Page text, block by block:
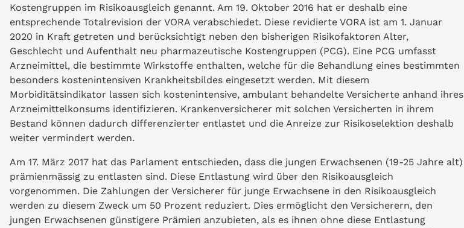
Kostengruppen im Risikoausgleich genannt. Am 19. Oktober 2016 hat er deshalb eine
entsprechende Totalrevision der VORA verabschiedet. Diese revidierte VORA ist am 1. Januar
2020 in Kraft getreten und berücksichtigt neben den bisherigen Risikofaktoren Alter,
Geschlecht und Aufenthalt neu pharmazeutische Kostengruppen (PCG). Eine PCG umfasst
Arzneimittel, die bestimmte Wirkstoffe enthalten, welche für die Behandlung eines bestimmten
besonders kostenintensiven Krankheitsbildes eingesetzt werden. Mit diesem
Morbiditätsindikator lassen sich kostenintensive, ambulant behandelte Versicherte anhand ihres
Arzneimittelkonsums identifizieren. Krankenversicherer mit solchen Versicherten in ihrem
Bestand können dadurch differenzierter entlastet und die Anreize zur Risikoselektion deshalb
weiter vermindert werden.
Am 17. März 2017 hat das Parlament entschieden, dass die jungen Erwachsenen (19-25 Jahre alt)
prämienmässig zu entlasten sind. Diese Entlastung wird über den Risikoausgleich
vorgenommen. Die Zahlungen der Versicherer für junge Erwachsene in den Risikoausgleich
werden zu diesem Zweck um 50 Prozent reduziert. Dies ermöglicht den Versicherern, den
jungen Erwachsenen günstigere Prämien anzubieten, als es ihnen ohne diese Entlastung